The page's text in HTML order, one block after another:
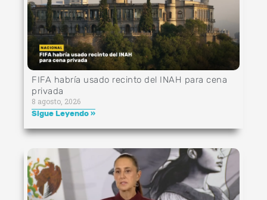
FIFA habría usado recinto del INAH para cena
privada
8 agosto, 2026
Sigue Leyendo »